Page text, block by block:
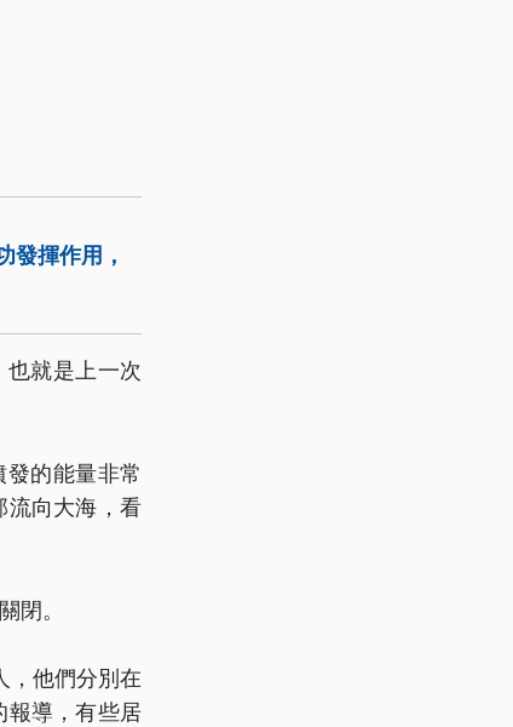
發揮作用，
就是上一次
的能量非常
流向大海，看
閉。
，他們分別在
報導，有些居